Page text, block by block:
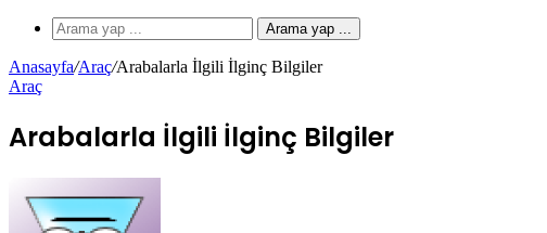
Arama yap ...
Anasayfa/Araç/Arabalarla İlgili İlginç Bilgiler
Araç
Arabalarla İlgili İlginç Bilgiler